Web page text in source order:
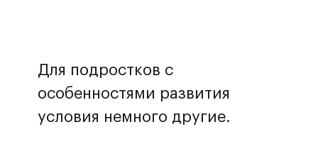
Для подростков с
особенностями развития
условия немного другие.